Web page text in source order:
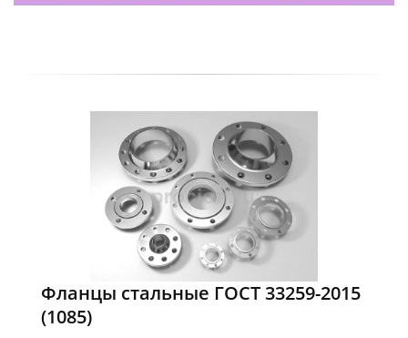
Фланцы стальные ГОСТ 33259-2015
(1085)